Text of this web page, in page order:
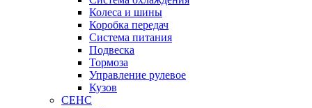
Колеса и шины
Коробка передач
Система питания
Подвеска
Тормоза
Управление рулевое
Кузов
СЕНС